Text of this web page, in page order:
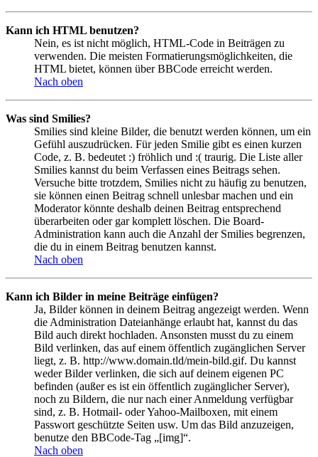
Kann ich HTML benutzen?
Nein, es ist nicht möglich, HTML-Code in Beiträgen zu
verwenden. Die meisten Formatierungsmöglichkeiten, die
HTML bietet, können über BBCode erreicht werden.
Nach oben
Was sind Smilies?
Smilies sind kleine Bilder, die benutzt werden können, um ein
Gefühl auszudrücken. Für jeden Smilie gibt es einen kurzen
Code, z. B. bedeutet :) fröhlich und :( traurig. Die Liste aller
Smilies kannst du beim Verfassen eines Beitrags sehen.
Versuche bitte trotzdem, Smilies nicht zu häufig zu benutzen,
sie können einen Beitrag schnell unlesbar machen und ein
Moderator könnte deshalb deinen Beitrag entsprechend
überarbeiten oder gar komplett löschen. Die Board-
Administration kann auch die Anzahl der Smilies begrenzen,
die du in einem Beitrag benutzen kannst.
Nach oben
Kann ich Bilder in meine Beiträge einfügen?
Ja, Bilder können in deinem Beitrag angezeigt werden. Wenn
die Administration Dateianhänge erlaubt hat, kannst du das
Bild auch direkt hochladen. Ansonsten musst du zu einem
Bild verlinken, das auf einem öffentlich zugänglichen Server
liegt, z. B. http://www.domain.tld/mein-bild.gif. Du kannst
weder Bilder verlinken, die sich auf deinem eigenen PC
befinden (außer es ist ein öffentlich zugänglicher Server),
noch zu Bildern, die nur nach einer Anmeldung verfügbar
sind, z. B. Hotmail- oder Yahoo-Mailboxen, mit einem
Passwort geschützte Seiten usw. Um das Bild anzuzeigen,
benutze den BBCode-Tag „[img]“.
Nach oben